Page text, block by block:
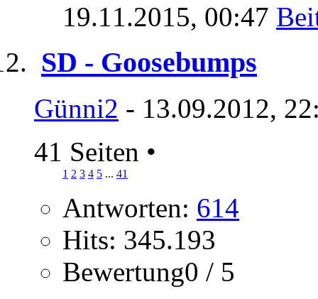
19.11.2015, 00:47
SD - Goosebumps
Günni2 - 13.09.2012,
41 Seiten •
1 2 3 4 5 ... 41
Antworten: 614
Hits: 345.193
Bewertung0 / 5